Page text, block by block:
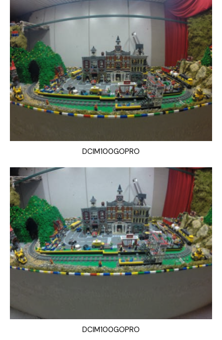
DCIM100GOPRO
DCIM100GOPRO